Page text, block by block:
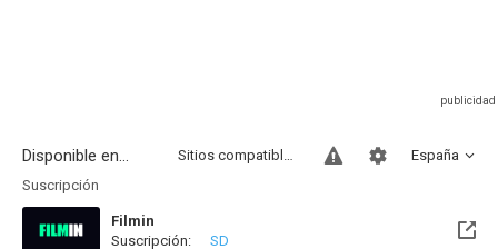
Disponible en... España
Sitios compatibles
Suscripción
Filmin
Suscripción: SD